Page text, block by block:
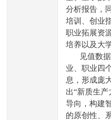
分析报告，
培训、创业
职业拓展资
培养以及大
见值数
业、职业四
息，形成庞
出“新质生
导向，构建
的原创性、